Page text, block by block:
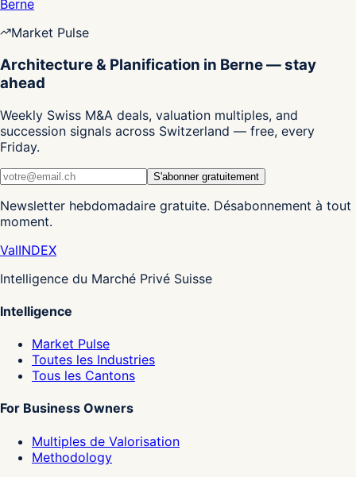
Berne
Market Pulse
Architecture & Planification in Berne — stay
ahead
Weekly Swiss M&A deals, valuation multiples, and
succession signals across Switzerland — free, every
Friday.
S'abonner gratuitement
Newsletter hebdomadaire gratuite. Désabonnement à tout
moment.
ValINDEX
Intelligence du Marché Privé Suisse
Intelligence
Market Pulse
Toutes les Industries
Tous les Cantons
For Business Owners
Multiples de Valorisation
Methodology